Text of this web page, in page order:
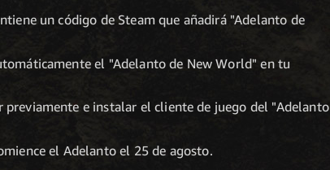
un código de Steam que añadirá "Adelanto de
el "Adelanto de New World" en tu
e instalar el cliente de juego del "Adelanto
el Adelanto el 25 de agosto.